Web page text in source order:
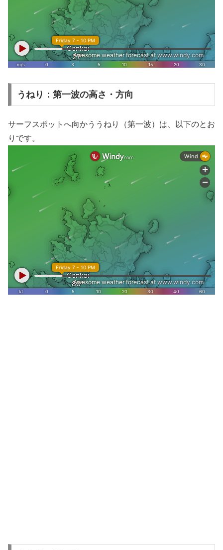
うねり：第一波の高さ・方向
サーフスポットへ向かううねり（第一波）は、以下のとお
りです。